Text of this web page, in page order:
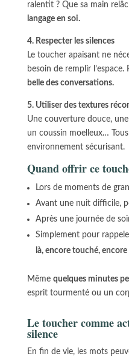
ralentit ? Que sa main
langage en soi.
4. Respecter les silences
Le toucher apaisant ne
besoin de remplir l’espace.
belle des conversations.
5. Utiliser des textures
Une couverture douce,
un coussin moelleux…
environnement sécurisant.
Quand offrir ce
Lors de moments de
Avant une nuit difficile,
Après une journée de
Simplement pour
là, encore touché,
Même quelques minutes
esprit tourmenté ou un
Le toucher comme
silence
En fin de vie, les mots